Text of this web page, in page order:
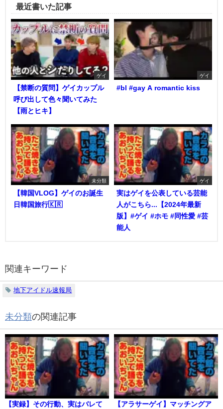
最近書いた記事
ゲイ
【禁断の質問】ゲイカップル
呼び出して色々聞いてみた
【雨とヒキ】
ゲイ
#bl #gay A romantic kiss
未分類
【韓国VLOG】ゲイのお誕生
日韓国旅行🇰🇷
ゲイ
実はゲイを公表している芸能
人がこちら...【2024年最新
版】#ゲイ #ホモ #同性愛 #芸
能人
関連キーワード
地下アイドル速報局
未分類の関連記事
【実録】その行動、実はバレて 【アラサーゲイ】マッチングア